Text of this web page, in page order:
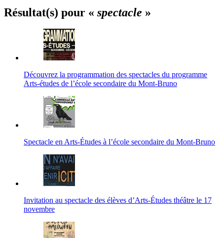
Résultat(s) pour « spectacle »
Découvrez la programmation des spectacles du programme
Arts-études de l’école secondaire du Mont-Bruno
Spectacle en Arts-Études à l’école secondaire du Mont-Bruno
Invitation au spectacle des élèves d’Arts-Études théâtre le 17
novembre